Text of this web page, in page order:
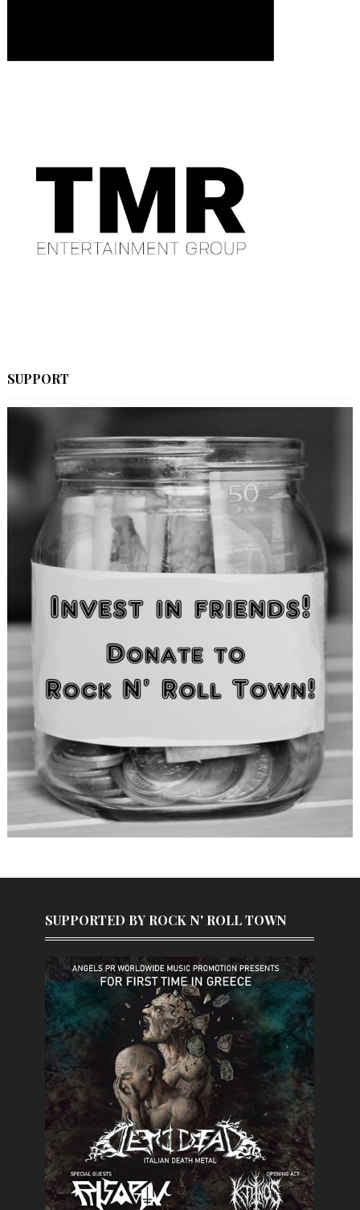
SUPPORT
SUPPORTED BY ROCK N' ROLL TOWN